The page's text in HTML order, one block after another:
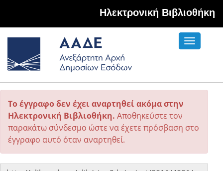
Hλεκτρονική Βιβλιοθήκη
Toggle
Το έγγραφο δεν έχει αναρτηθεί ακόμα στην
Ηλεκτρονική Βιβλιοθήκη. Αποθηκεύστε τον
παρακάτω σύνδεσμο ώστε να έχετε πρόσβαση στο
έγγραφο αυτό όταν αναρτηθεί.